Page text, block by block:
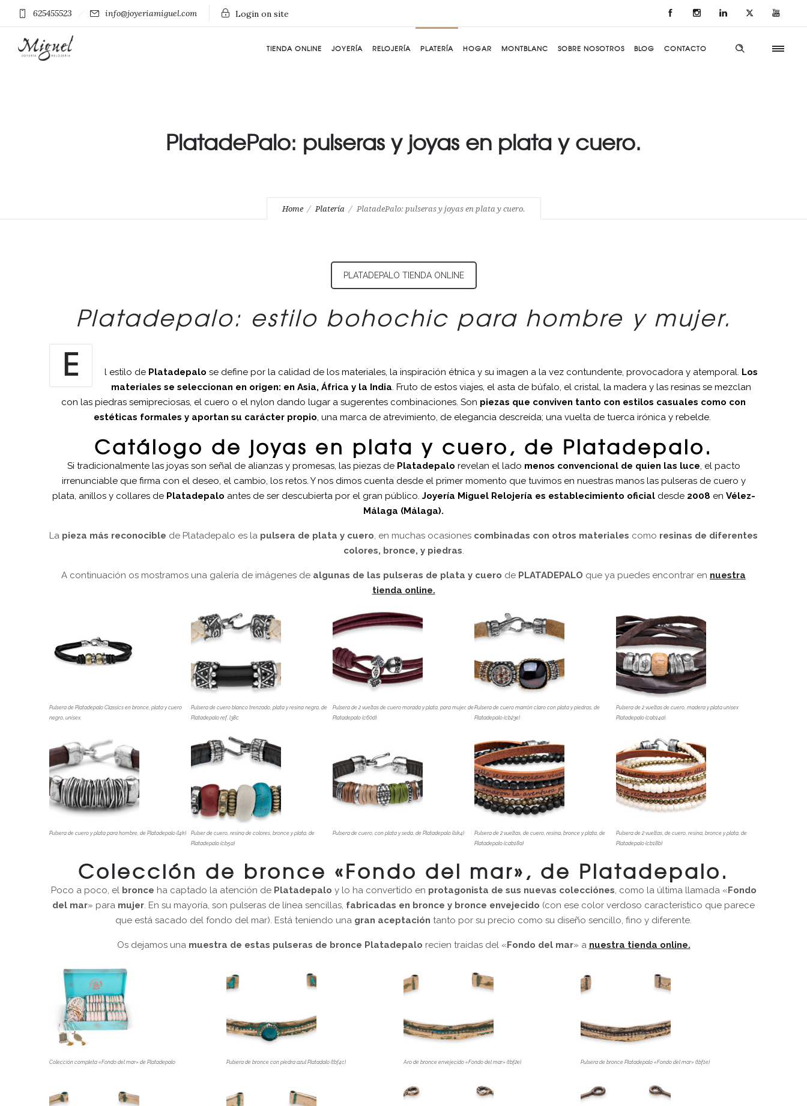
625455523 info@joyeriamiguel.com Login on site
TIENDA ONLINE JOYERÍA RELOJERÍA PLATERÍA HOGAR MONTBLANC SOBRE NOSOTROS BLOG CONTACTO
PlatadePalo: pulseras y joyas en plata y cuero.
Home Platería PlatadePalo: pulseras y joyas en plata y cuero.
PLATADEPALO TIENDA ONLINE
Platadepalo: estilo bohochic para hombre y mujer.
E l estilo de Platadepalo se define por la calidad de los materiales, la inspiración étnica y su imagen a la vez contundente, provocadora y atemporal. Los
materiales se seleccionan en origen: en Asia, África y la India. Fruto de estos viajes, el asta de búfalo, el cristal, la madera y las resinas se mezclan
con las piedras semipreciosas, el cuero o el nylon dando lugar a sugerentes combinaciones. Son piezas que conviven tanto con estilos casuales como con
estéticas formales y aportan su carácter propio, una marca de atrevimiento, de elegancia descreída; una vuelta de tuerca irónica y rebelde.
Catálogo de joyas en plata y cuero, de Platadepalo.
Si tradicionalmente las joyas son señal de alianzas y promesas, las piezas dePlatadepalo revelan el lado menos convencional de quien las luce, el pacto
irrenunciable que firma con el deseo, el cambio, los retos. Y nos dimos cuenta desde el primer momento que tuvimos en nuestras manos las pulseras de cuero y
plata, anillos y collares de Platadepalo antes de ser descubierta por el gran público. Joyería Miguel Relojería es establecimiento oficialdesde 2008 en Vélez-
Málaga (Málaga).
La pieza más reconocible de Platadepalo es la pulsera de plata y cuero, en muchas ocasiones combinadas con otros materiales como resinas de diferentes
colores, bronce, y piedras.
A continuación os mostramos una galería de imágenes de algunas de las pulseras de plata y cuero de PLATADEPALO que ya puedes encontrar en nuestra
tienda online.
Pulsera de Platadepalo Classics en bronce, plata y cuero
negro, unisex.
Pulsera de cuero blanco trenzado, plata y resina negra, de
Platadepalo ref. l38c
Pulsera de 2 vueltas de cuero morada y plata, para mujer, de
Platadepalo (c60d).
Pulsera de cuero marrón claro con plata y piedras, de
Platadepalo (cb23e)
Pulsera de 2 vueltas de cuero, madera y plata unisex
Platadepalo (cab14a).
Pulsera de cuero y plata para hombre, de Platadepalo (l4k)
Pulser de cuero, resina de colores, bronce y plata, de
Platadepalo (cb5a)
Pulsera de cuero, con plata y seda, de Platadepalo (lsk4)
Pulsera de 2 vueltas, de cuero, resina, bronce y plata, de
Platadepalo (cab18a)
Pulsera de 2 vueltas, de cuero, resina, bronce y plata, de
Platadepalo (cb18b)
Colección de bronce «Fondo del mar», de Platadepalo.
Poco a poco, el bronce ha captado la atención de Platadepalo y lo ha convertido en protagonista de sus nuevas colecciónes, como la última llamada «Fondo
del mar» para mujer. En su mayoría, son pulseras de línea sencillas, fabricadas en bronce y bronce envejecido (con ese color verdoso característico que parece
que está sacado del fondo del mar). Está teniendo una gran aceptación tanto por su precio como su diseño sencillo, fino y diferente.
Os dejamos una muestra de estas pulseras de bronce Platadepalo recien traidas del «Fondo del mar» a nuestra tienda online.
Colección completa «Fondo del mar» de Platadepalo Pulsera de bronce con piedra azul Platadalo (tbf4c) Aro de bronce envejecido «Fondo del mar» (tbf2e) Pulsera de bronce Platadepalo «Fondo del mar» (tbf1e)